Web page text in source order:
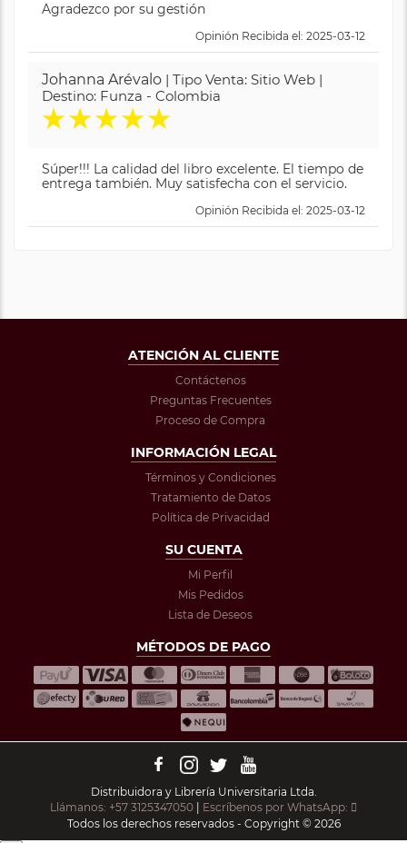
Agradezco por su gestión
Opinión Recibida el: 2025-03-12
Johanna Arévalo | Tipo Venta: Sitio Web |
Destino: Funza - Colombia
★★★★★
Súper!!! La calidad del libro excelente. El tiempo de
entrega también. Muy satisfecha con el servicio.
Opinión Recibida el: 2025-03-12
ATENCIÓN AL CLIENTE
Contáctenos
Preguntas Frecuentes
Proceso de Compra
INFORMACIÓN LEGAL
Términos y Condiciones
Tratamiento de Datos
Política de Privacidad
SU CUENTA
Mi Perfil
Mis Pedidos
Lista de Deseos
MÉTODOS DE PAGO
Distribuidora y Librería Universitaria Ltda.
Llámanos: +57 3125347050
Escríbenos por WhatsApp:
Todos los derechos reservados - Copyright © 2026